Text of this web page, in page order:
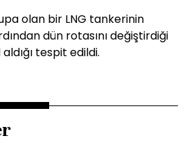
olan bir LNG tankerinin
dün rotasını değiştirdiği
tespit edildi.